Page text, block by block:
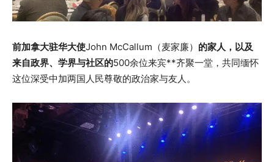
前加拿大驻华大使John McCallum（麦家廉） 的家人，以及
来自政界、学界与社区的500余位来宾**齐聚一堂，共同缅怀
这位深受中加两国人民尊敬的政治家与友人。